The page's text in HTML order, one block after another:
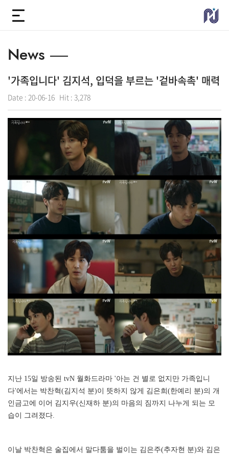
News
'가족입니다' 김지석, 입덕을 부르는 '겉바속촉' 매력
Date : 20-06-16 Hit : 3,278
지난 15일 방송된 tvN 월화드라마 '아는 건 별로 없지만 가족입니
다'에서는 박찬혁(김지석 분)이 뜻하지 않게 김은희(한예리 분)의 개
인금고에 이어 김지우(신재하 분)의 마음의 짐까지 나누게 되는 모
습이 그려졌다.
이날 박찬혁은 술집에서 말다툼을 벌이는 김은주(추자현 분)와 김은